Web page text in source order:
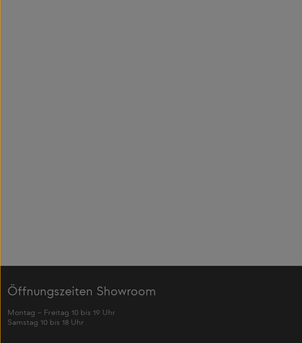
Öffnungszeiten Showroom
Montag – Freitag 10 bis 19 Uhr
Samstag 10 bis 18 Uhr